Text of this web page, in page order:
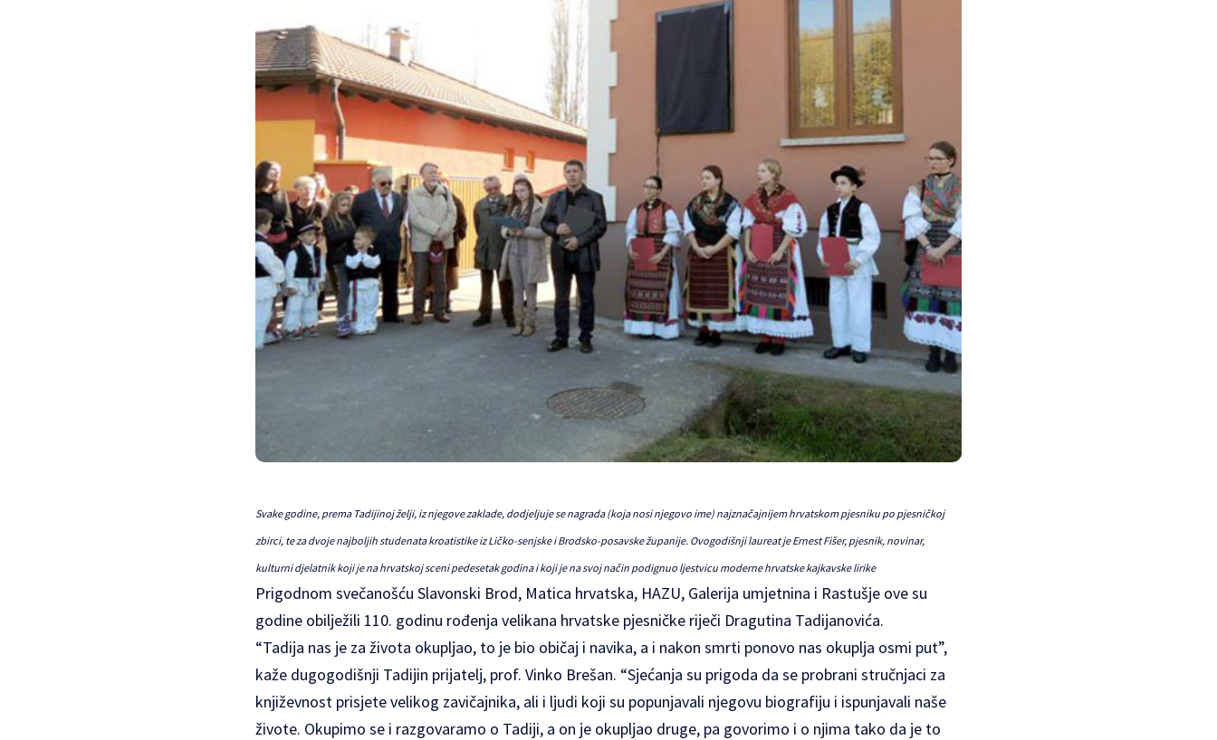
Svake godine, prema Tadijinoj želji, iz njegove zaklade, dodjeljuje se nagrada (koja nosi njegovo ime) najznačajnijem hrvatskom pjesniku po pjesničkoj
zbirci, te za dvoje najboljih studenata kroatistike iz Ličko-senjske i Brodsko-posavske županije. Ovogodišnji laureat je Ernest Fišer, pjesnik, novinar,
kulturni djelatnik koji je na hrvatskoj sceni pedesetak godina i koji je na svoj način podignuo ljestvicu moderne hrvatske kajkavske lirike
Prigodnom svečanošću Slavonski Brod, Matica hrvatska, HAZU, Galerija umjetnina i Rastušje ove su
godine obilježili 110. godinu rođenja velikana hrvatske pjesničke riječi Dragutina Tadijanovića.
“Tadija nas je za života okupljao, to je bio običaj i navika, a i nakon smrti ponovo nas okuplja osmi put”,
kaže dugogodišnji Tadijin prijatelj, prof. Vinko Brešan. “Sjećanja su prigoda da se probrani stručnjaci za
književnost prisjete velikog zavičajnika, ali i ljudi koji su popunjavali njegovu biografiju i ispunjavali naše
živote. Okupimo se i razgovaramo o Tadiji, a on je okupljao druge, pa govorimo i o njima tako da je to